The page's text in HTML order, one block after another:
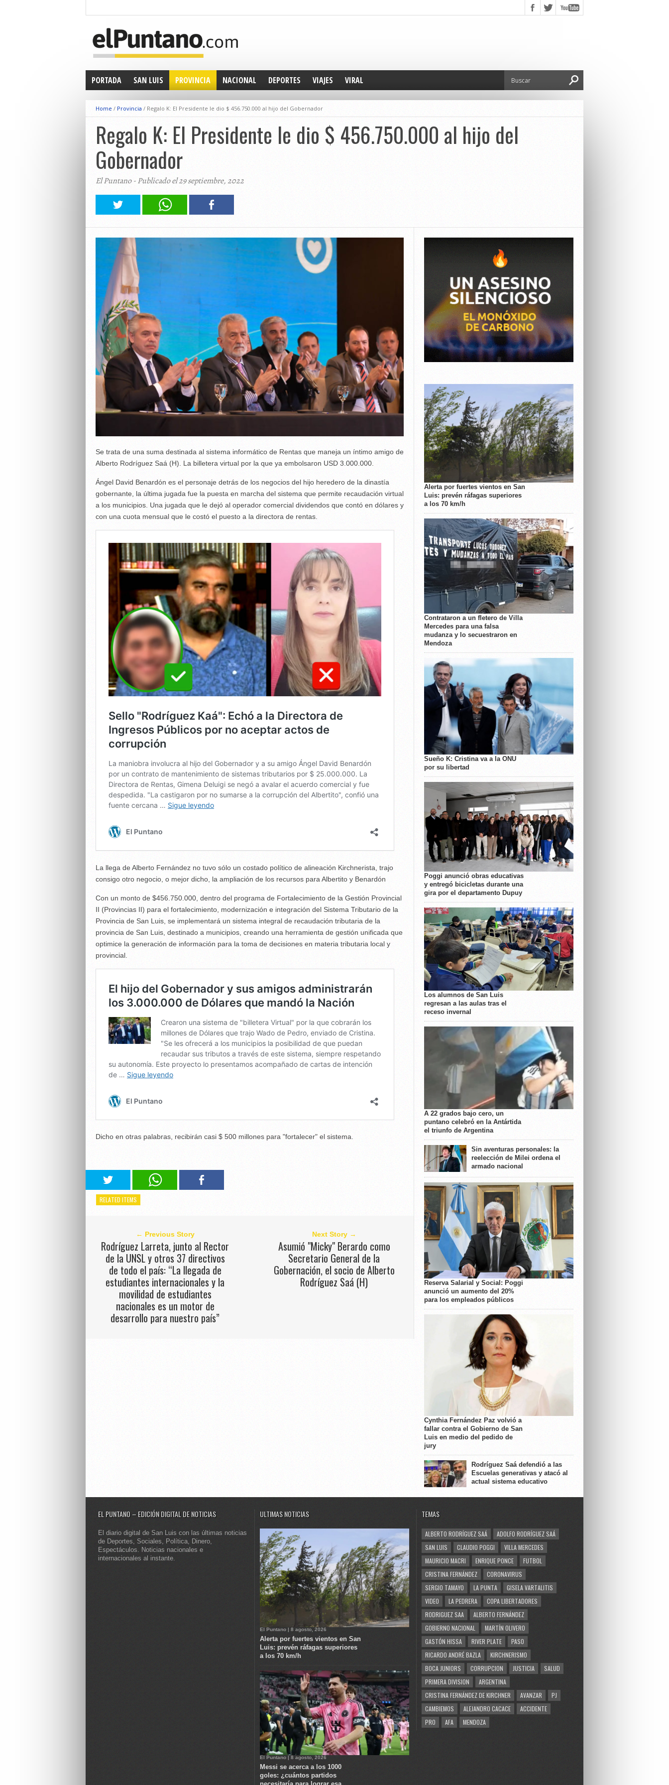
PORTADA SAN LUIS PROVINCIA NACIONAL DEPORTES VIAJES VIRAL
Home / Provincia / Regalo K: El Presidente le dio $ 456.750.000 al hijo del Gobernador
Regalo K: El Presidente le dio $ 456.750.000 al hijo del
Gobernador
El Puntano - Publicado el 29 septiembre, 2022
Se trata de una suma destinada al sistema informático de Rentas que maneja un íntimo amigo de
Alberto Rodríguez Saá (H). La billetera virtual por la que ya embolsaron USD 3.000.000.
Ángel David Benardón es el personaje detrás de los negocios del hijo heredero de la dinastía
gobernante, la última jugada fue la puesta en marcha del sistema que permite recaudación virtual
a los municipios. Una jugada que le dejó al operador comercial dividendos que contó en dólares y
con una cuota mensual que le costó el puesto a la directora de rentas.
La llega de Alberto Fernández no tuvo sólo un costado político de alineación Kirchnerista, trajo
consigo otro negocio, o mejor dicho, la ampliación de los recursos para Albertito y Benardón
Con un monto de $456.750.000, dentro del programa de Fortalecimiento de la Gestión Provincial
II (Provincias II) para el fortalecimiento, modernización e integración del Sistema Tributario de la
Provincia de San Luis, se implementará un sistema integral de recaudación tributaria de la
provincia de San Luis, destinado a municipios, creando una herramienta de gestión unificada que
optimice la generación de información para la toma de decisiones en materia tributaria local y
provincial.
Dicho en otras palabras, recibirán casi $ 500 millones para "fortalecer" el sistema.
RELATED ITEMS
← Previous Story
Rodríguez Larreta, junto al Rector
de la UNSL y otros 37 directivos
de todo el país: “La llegada de
estudiantes internacionales y la
movilidad de estudiantes
nacionales es un motor de
desarrollo para nuestro país”
Next Story →
Asumió "Micky" Berardo como
Secretario General de la
Gobernación, el socio de Alberto
Rodríguez Saá (H)
Alerta por fuertes vientos en San
Luis: prevén ráfagas superiores
a los 70 km/h
Contrataron a un fletero de Villa
Mercedes para una falsa
mudanza y lo secuestraron en
Mendoza
Sueño K: Cristina va a la ONU
por su libertad
Poggi anunció obras educativas
y entregó bicicletas durante una
gira por el departamento Dupuy
Los alumnos de San Luis
regresan a las aulas tras el
receso invernal
A 22 grados bajo cero, un
puntano celebró en la Antártida
el triunfo de Argentina
Sin aventuras personales: la
reelección de Milei ordena el
armado nacional
Reserva Salarial y Social: Poggi
anunció un aumento del 20%
para los empleados públicos
Cynthia Fernández Paz volvió a
fallar contra el Gobierno de San
Luis en medio del pedido de
jury
Rodríguez Saá defendió a las
Escuelas generativas y atacó al
actual sistema educativo
EL PUNTANO – EDICIÓN DIGITAL DE NOTICIAS
El diario digital de San Luis con las últimas noticias
de Deportes, Sociales, Política, Dinero,
Espectáculos. Noticias nacionales e
internacionales al instante.
ULTIMAS NOTICIAS
El Puntano | 8 agosto, 2026
Alerta por fuertes vientos en San
Luis: prevén ráfagas superiores
a los 70 km/h
El Puntano | 8 agosto, 2026
Messi se acerca a los 1000
goles: ¿cuántos partidos
TEMAS
ALBERTO RODRÍGUEZ SAÁ
ADOLFO RODRÍGUEZ SAÁ
SAN LUIS
CLAUDIO POGGI
VILLA MERCEDES
MAURICIO MACRI
ENRIQUE PONCE
FUTBOL
CRISTINA FERNÁNDEZ
CORONAVIRUS
SERGIO TAMAYO
LA PUNTA
GISELA VARTALITIS
VIDEO
LA PEDRERA
COPA LIBERTADORES
RODRIGUEZ SAA
ALBERTO FERNÁNDEZ
GOBIERNO NACIONAL
MARTÍN OLIVERO
GASTÓN HISSA
RIVER PLATE
PASO
RICARDO ANDRÉ BAZLA
KIRCHNERISMO
BOCA JUNIORS
CORRUPCION JUSTICIA
SALUD
PRIMERA DIVISION
ARGENTINA
CRISTINA FERNÁNDEZ DE KIRCHNER
AVANZAR
PJ
CAMBIEMOS
ALEJANDRO CACACE
ACCIDENTE
PRO
AFA MENDOZA